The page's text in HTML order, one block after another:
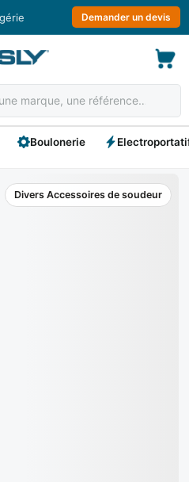
Demander un devis
Boulonerie
Divers Accessoires de soudeur